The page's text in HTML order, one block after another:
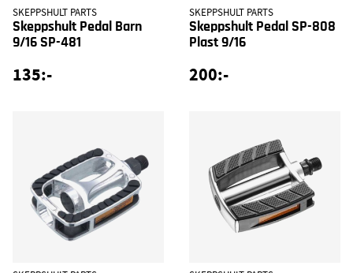
SKEPPSHULT PARTS
Skeppshult Pedal Barn
9/16 SP-481
135:-
SKEPPSHULT PARTS
Skeppshult Pedal SP-808
Plast 9/16
200:-